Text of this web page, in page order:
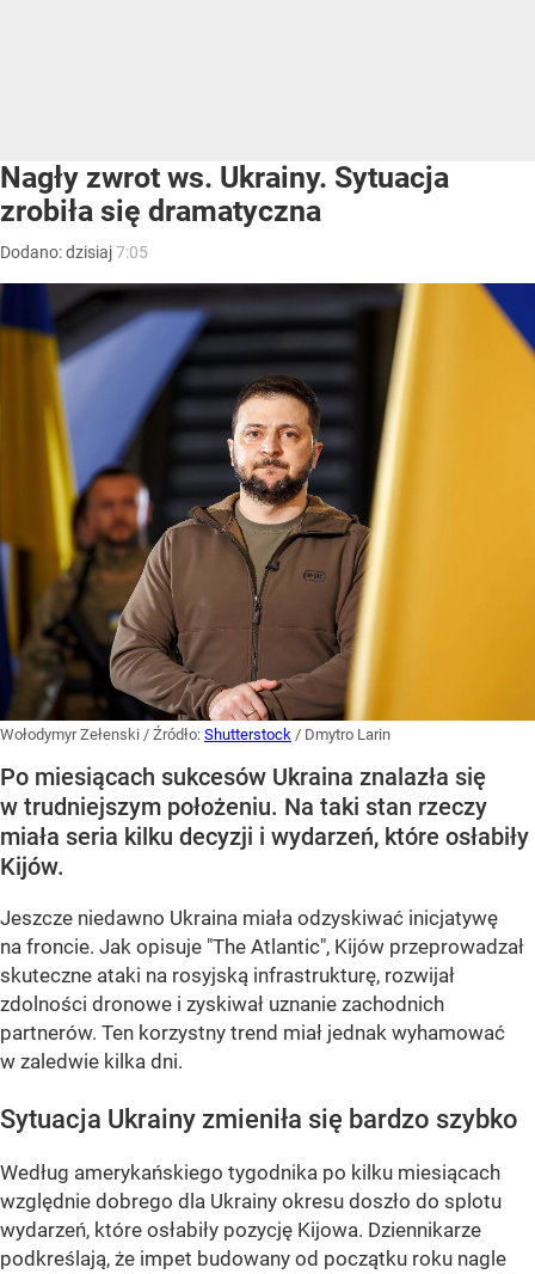
Nagły zwrot ws. Ukrainy. Sytuacja
zrobiła się dramatyczna
Dodano:dzisiaj7:05
Wołodymyr Zełenski / Źródło: Shutterstock / Dmytro Larin
Po miesiącach sukcesów Ukraina znalazła się
w trudniejszym położeniu. Na taki stan rzeczy
miała seria kilku decyzji i wydarzeń, które osłabiły
Kijów.
Jeszcze niedawno Ukraina miała odzyskiwać inicjatywę
na froncie. Jak opisuje "The Atlantic", Kijów przeprowadzał
skuteczne ataki na rosyjską infrastrukturę, rozwijał
zdolności dronowe i zyskiwał uznanie zachodnich
partnerów. Ten korzystny trend miał jednak wyhamować
w zaledwie kilka dni.
Sytuacja Ukrainy zmieniła się bardzo szybko
Według amerykańskiego tygodnika po kilku miesiącach
względnie dobrego dla Ukrainy okresu doszło do splotu
wydarzeń, które osłabiły pozycję Kijowa. Dziennikarze
podkreślają, że impet budowany od początku roku nagle